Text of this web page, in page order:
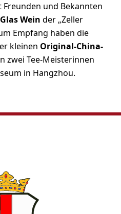
und Bekannten
Wein der „Zeller
Empfang haben die
kleinen Original-China-
zwei Tee-Meisterinnen
in Hangzhou.